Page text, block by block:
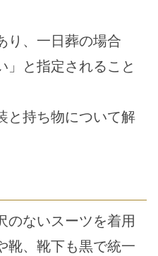
り、一日葬の場合
」と指定されること
と持ち物について解
のないスーツを着用
靴、靴下も黒で統一